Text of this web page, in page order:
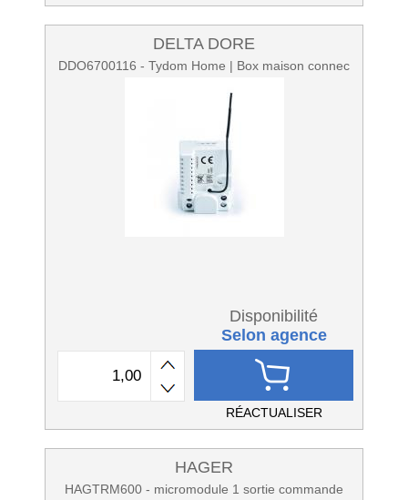
DELTA DORE
DDO6700116 - Tydom Home | Box maison connec
Disponibilité
Selon agence
RÉACTUALISER
HAGER
HAGTRM600 - micromodule 1 sortie commande